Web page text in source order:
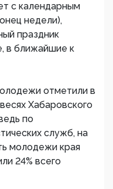
с календарным
недели),
праздник
в ближайшие к
отметили в
Хабаровского
по
служб, на
молодежи края
24% всего